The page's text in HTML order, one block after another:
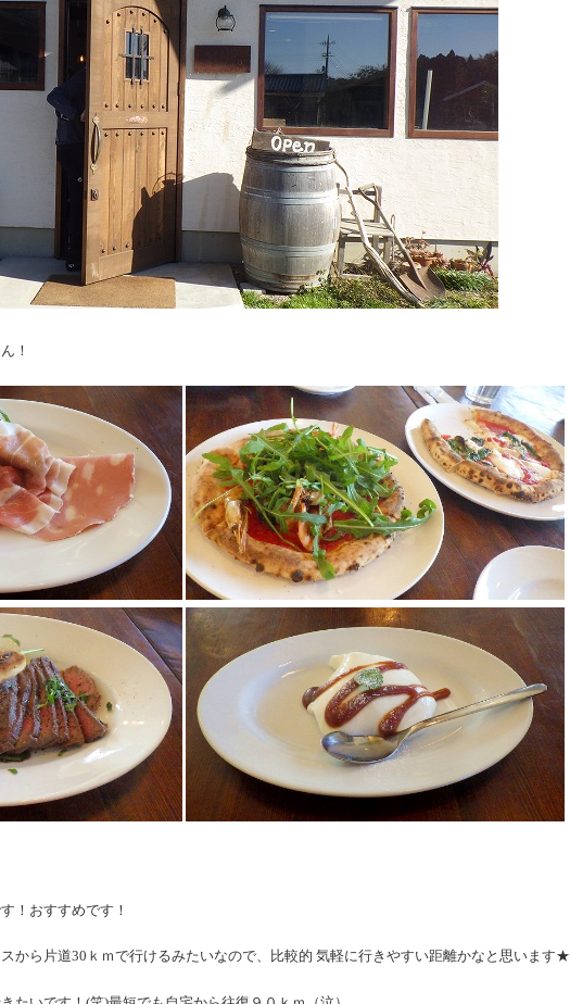
！
！おすすめです！
から片道30ｋｍで行けるみたいなので、比較的 気軽に行きやすい距離かなと思います★